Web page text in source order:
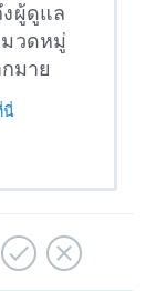
ผู้ดูแล
วดหมู่
มาย
นี่